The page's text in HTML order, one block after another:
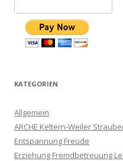
KATEGORIEN
Allgemein
ARCHE Keltern-Weiler
Entspannung Freude
Erziehung Fremdbetreuung